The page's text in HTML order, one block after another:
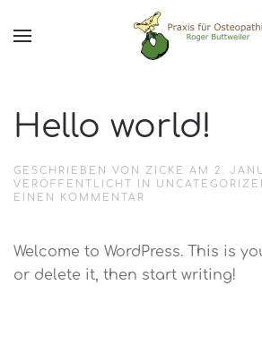
Hello world!
GESCHRIEBEN VON ZICKE AM 2.
VERÖFFENTLICHT IN
EINEN KOMMENTAR
Welcome to WordPress. This is
or delete it, then start writing!